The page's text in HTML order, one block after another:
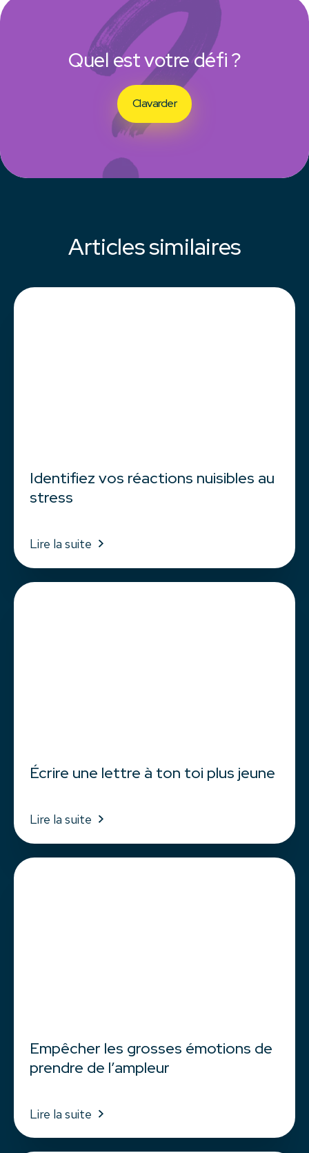
Quel est votre défi ?
Clavarder
Articles similaires
Identifiez vos réactions nuisibles au
stress
Lire la suite
Écrire une lettre à ton toi plus jeune
Lire la suite
Empêcher les grosses émotions de
prendre de l’ampleur
Lire la suite